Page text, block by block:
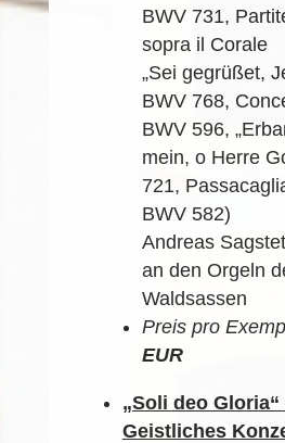
BWV 731,
sopra il Corale
„Sei gegrüßet,
BWV 768,
BWV 596,
mein, o Herre
721,
BWV 582)
Andreas
an den Orgeln
Waldsassen
Preis pro
EUR
„Soli deo Gloria“
Geistliches